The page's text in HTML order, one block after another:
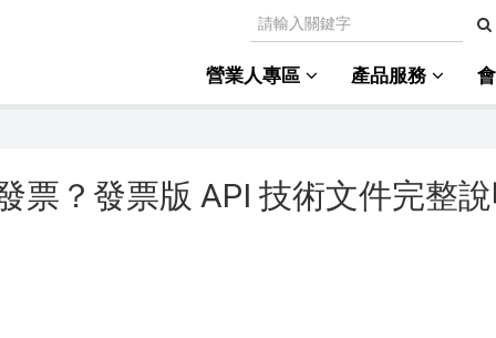
營業人專區 產品服務
票？發票版 API 技術文件完整